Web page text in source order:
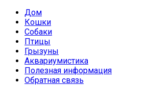
Дом
Кошки
Собаки
Птицы
Грызуны
Аквариумистика
Полезная информация
Обратная связь